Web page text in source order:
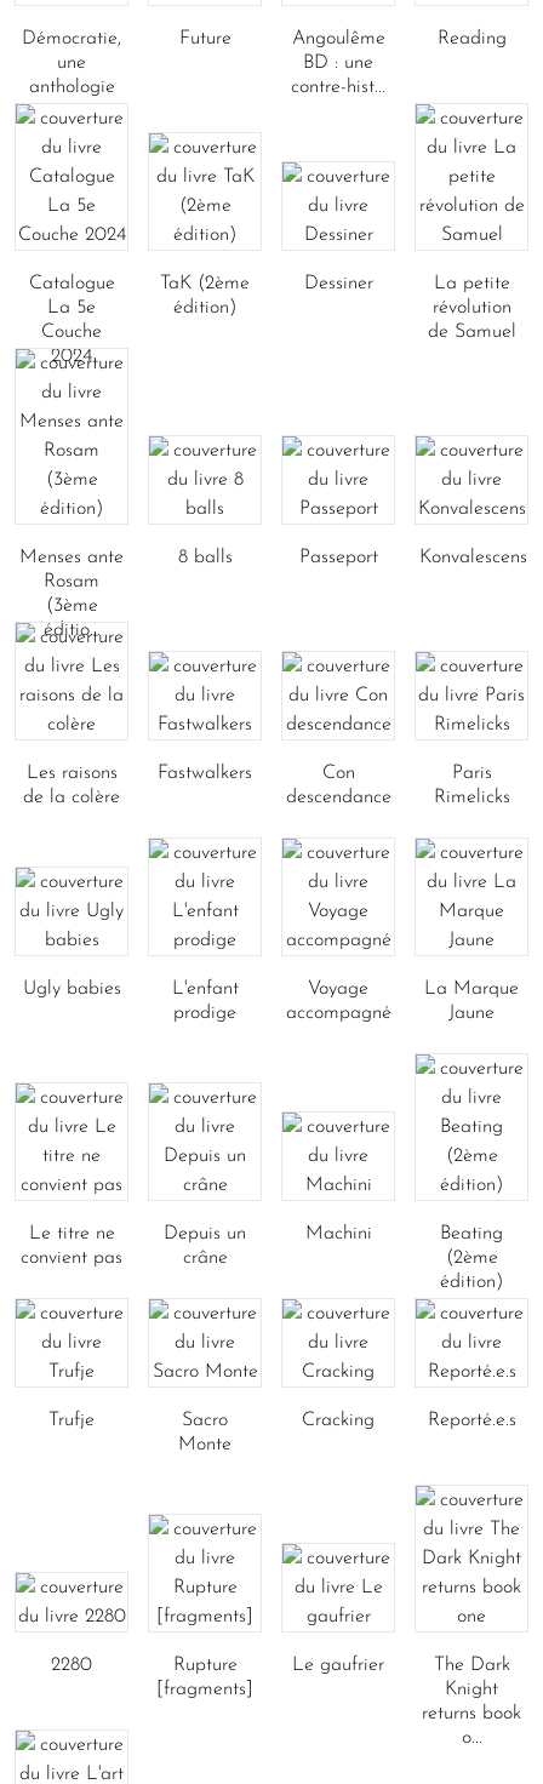
Démocratie,
une
anthologie
Future
Angoulême
BD : une
contre-hist...
Reading
Catalogue
La 5e
Couche
2024
TaK (2ème
édition)
Dessiner
La petite
révolution
de Samuel
Menses ante
Rosam
(3ème
éditio...
8 balls Passeport Konvalescens
Les raisons
de la colère
Fastwalkers
Con
descendance
Paris
Rimelicks
Ugly babies
L'enfant
prodige
Voyage
accompagné
La Marque
Jaune
Le titre ne
convient pas
Depuis un
crâne
Machini
Beating
(2ème
édition)
Trufje
Sacro
Monte
Cracking Reporté.e.s
2280
Rupture
[fragments]
Le gaufrier
The Dark
Knight
returns book
o...